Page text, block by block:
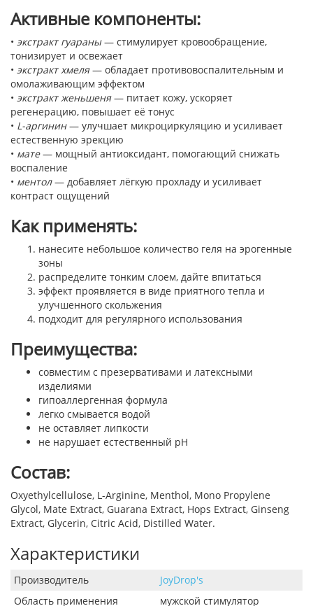
Активные компоненты:
• экстракт гуараны— стимулирует кровообращение,
тонизирует и освежает
• экстракт хмеля— обладает противовоспалительным и
омолаживающим эффектом
• экстракт женьшеня— питает кожу, ускоряет
регенерацию, повышает её тонус
• L-аргинин— улучшает микроциркуляцию и усиливает
естественную эрекцию
• мате— мощный антиоксидант, помогающий снижать
воспаление
• ментол— добавляет лёгкую прохладу и усиливает
контраст ощущений
Как применять:
нанесите небольшое количество геля на эрогенные
зоны
распределите тонким слоем, дайте впитаться
эффект проявляется в виде приятного тепла и
улучшенного скольжения
подходит для регулярного использования
Преимущества:
совместим с презервативами и латексными
изделиями
гипоаллергенная формула
легко смывается водой
не оставляет липкости
не нарушает естественный pH
Состав:
Oxyethylcellulose, L-Arginine, Menthol, Mono Propylene
Glycol, Mate Extract, Guarana Extract, Hops Extract, Ginseng
Extract, Glycerin, Citric Acid, Distilled Water.
Характеристики
Производитель
JoyDrop's
Область применения
мужской стимулятор